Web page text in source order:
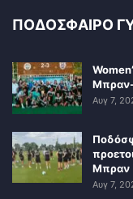
ΠΟΔΟΣΦΑΙΡΟ
Αυγ 7,
Μπραν
Αυγ 7,